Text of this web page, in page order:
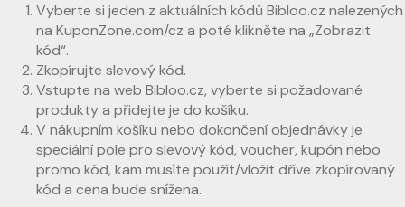
Vyberte si jeden z aktuálních kódů Bibloo.cz nalezených
na KuponZone.com/cz a poté klikněte na „Zobrazit
kód“.
Zkopírujte slevový kód.
Vstupte na web Bibloo.cz, vyberte si požadované
produkty a přidejte je do košíku.
V nákupním košíku nebo dokončení objednávky je
speciální pole pro slevový kód, voucher, kupón nebo
promo kód, kam musíte použít/vložit dříve zkopírovaný
kód a cena bude snížena.